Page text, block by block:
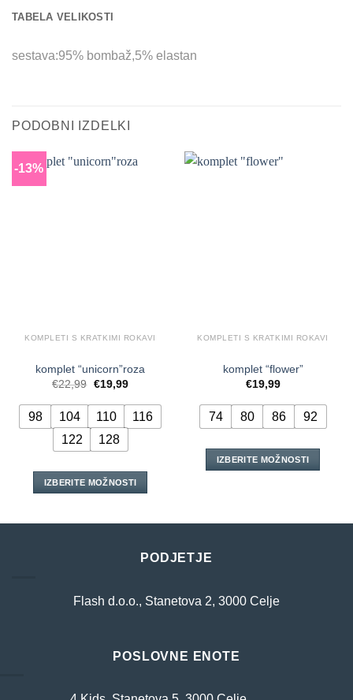
TABELA VELIKOSTI
sestava:95% bombaž,5% elastan
PODOBNI IZDELKI
-13%
KOMPLETI S KRATKIMI ROKAVI
komplet “unicorn”roza
€22,99 Izvirna
cena
je
bila:
€22,99.
€19,99Trenutna
je:
€19,99.
98 104 110
116
122
128
IZBERITE MOŽNOSTI
lahko
strani
KOMPLETI S KRATKIMI ROKAVI
komplet “flower”
€19,99
74 80 86 92
IZBERITE MOŽNOSTI
več
izberete
na
PODJETJE
Flash d.o.o., Stanetova 2, 3000 Celje
POSLOVNE ENOTE